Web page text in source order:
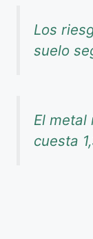
Los
suelo
El metal
cuesta